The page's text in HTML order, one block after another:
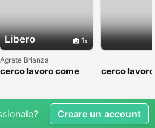
Libero 1
Agrate Brianza
cerco lavoro come
cerco
Creare un account